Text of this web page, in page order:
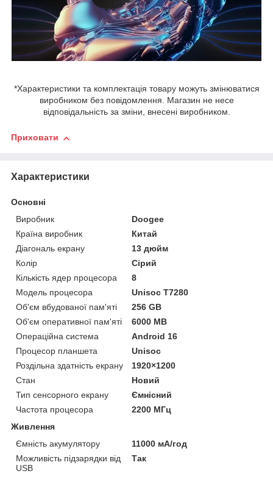
*Характеристики та комплектація товару можуть змінюватися
виробником без повідомлення. Магазин не несе
відповідальність за зміни, внесені виробником.
Приховати
Характеристики
Основні
Виробник
Doogee
Країна виробник
Китай
Діагональ екрану
13 дюйм
Колір
Сірий
Кількість ядер процесора
8
Модель процесора
Unisoc T7280
Об'єм вбудованої пам'яті
256 GB
Об'єм оперативної пам'яті
6000 MB
Операційна система
Android 16
Процесор планшета
Unisoc
Роздільна здатність екрану
1920×1200
Стан
Новий
Тип сенсорного екрану
Ємнісний
Частота процесора
2200 МГц
Живлення
Ємність акумулятору
11000 мА/год
Можливість підзарядки від
USB
Так